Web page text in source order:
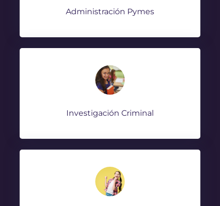
Administración Pymes
Investigación Criminal